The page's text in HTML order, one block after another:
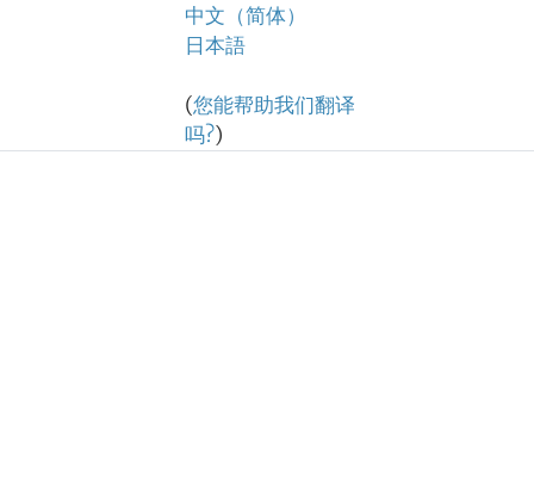
中文（简体）
日本語
(您能帮助我们翻译
吗?)